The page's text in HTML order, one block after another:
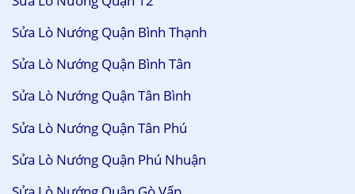
Sửa Lò Nướng Quận Bình Thạnh
Sửa Lò Nướng Quận Bình Tân
Sửa Lò Nướng Quận Tân Bình
Sửa Lò Nướng Quận Tân Phú
Sửa Lò Nướng Quận Phú Nhuận